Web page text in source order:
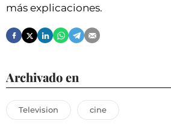
más explicaciones.
Archivado en
Television cine